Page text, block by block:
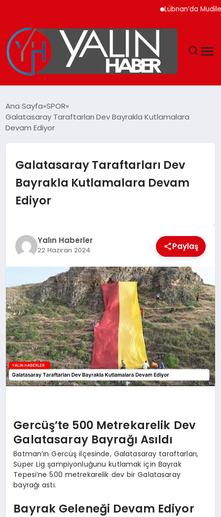
Lübnan’da Mudiler
YAŞAM
TEKNOLOJİ
MAGAZİN
SAĞLIK
Ana Sayfa SPOR
Galatasaray Taraftarları Dev Bayrakla Kutlamalara
Devam Ediyor
Galatasaray Taraftarları Dev
Bayrakla Kutlamalara Devam
Ediyor
Yalın Haberler
22 Haziran 2024 Paylaş
Gercüş’te 500 Metrekarelik Dev
Galatasaray Bayrağı Asıldı
Batman’ın Gercüş ilçesinde, Galatasaray taraftarları,
Süper Lig şampiyonluğunu kutlamak için Bayrak
Tepesi’ne 500 metrekarelik dev bir Galatasaray
bayrağı astı.
Bayrak Geleneği Devam Ediyor